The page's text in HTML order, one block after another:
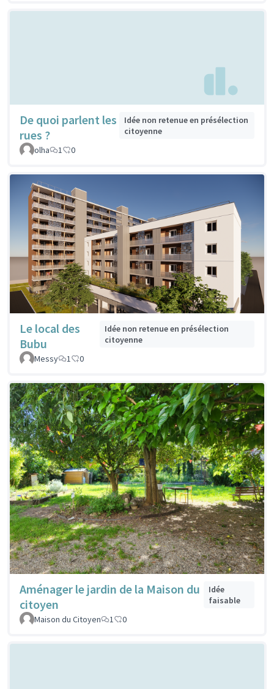
De quoi parlent les
rues ?
Idée non retenue en présélection
citoyenne
olha
1 0
Le local des
Bubu
Idée non retenue en présélection
citoyenne
Messy
1 0
Aménager le jardin de la Maison du
citoyen
Idée
faisable
Maison du Citoyen
1 0